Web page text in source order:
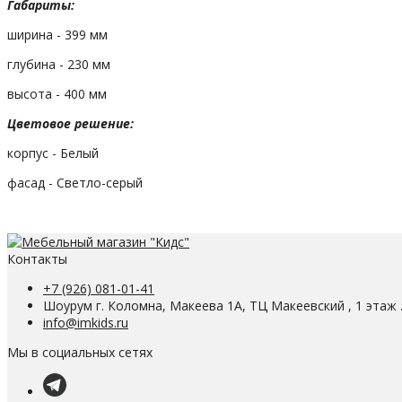
Габариты:
ширина - 399 мм
глубина - 230 мм
высота - 400 мм
Цветовое решение:
корпус - Белый
фасад - Светло-серый
Контакты
+7 (926) 081-01-41
Шоурум г. Коломна, Макеева 1А, ТЦ Макеевский , 1 этаж
info@imkids.ru
Мы в социальных сетях